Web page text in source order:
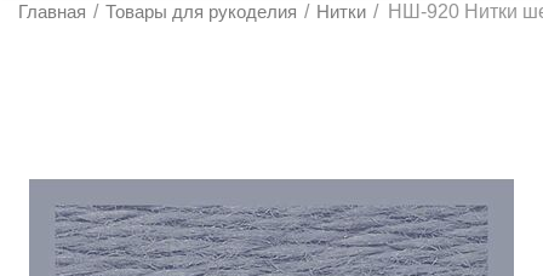
Главная / Товары для рукоделия / Нитки / НШ-920 Нитки